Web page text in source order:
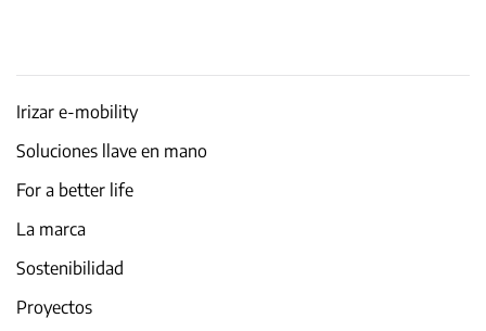
Irizar e-mobility
Soluciones llave en mano
For a better life
La marca
Sostenibilidad
Proyectos